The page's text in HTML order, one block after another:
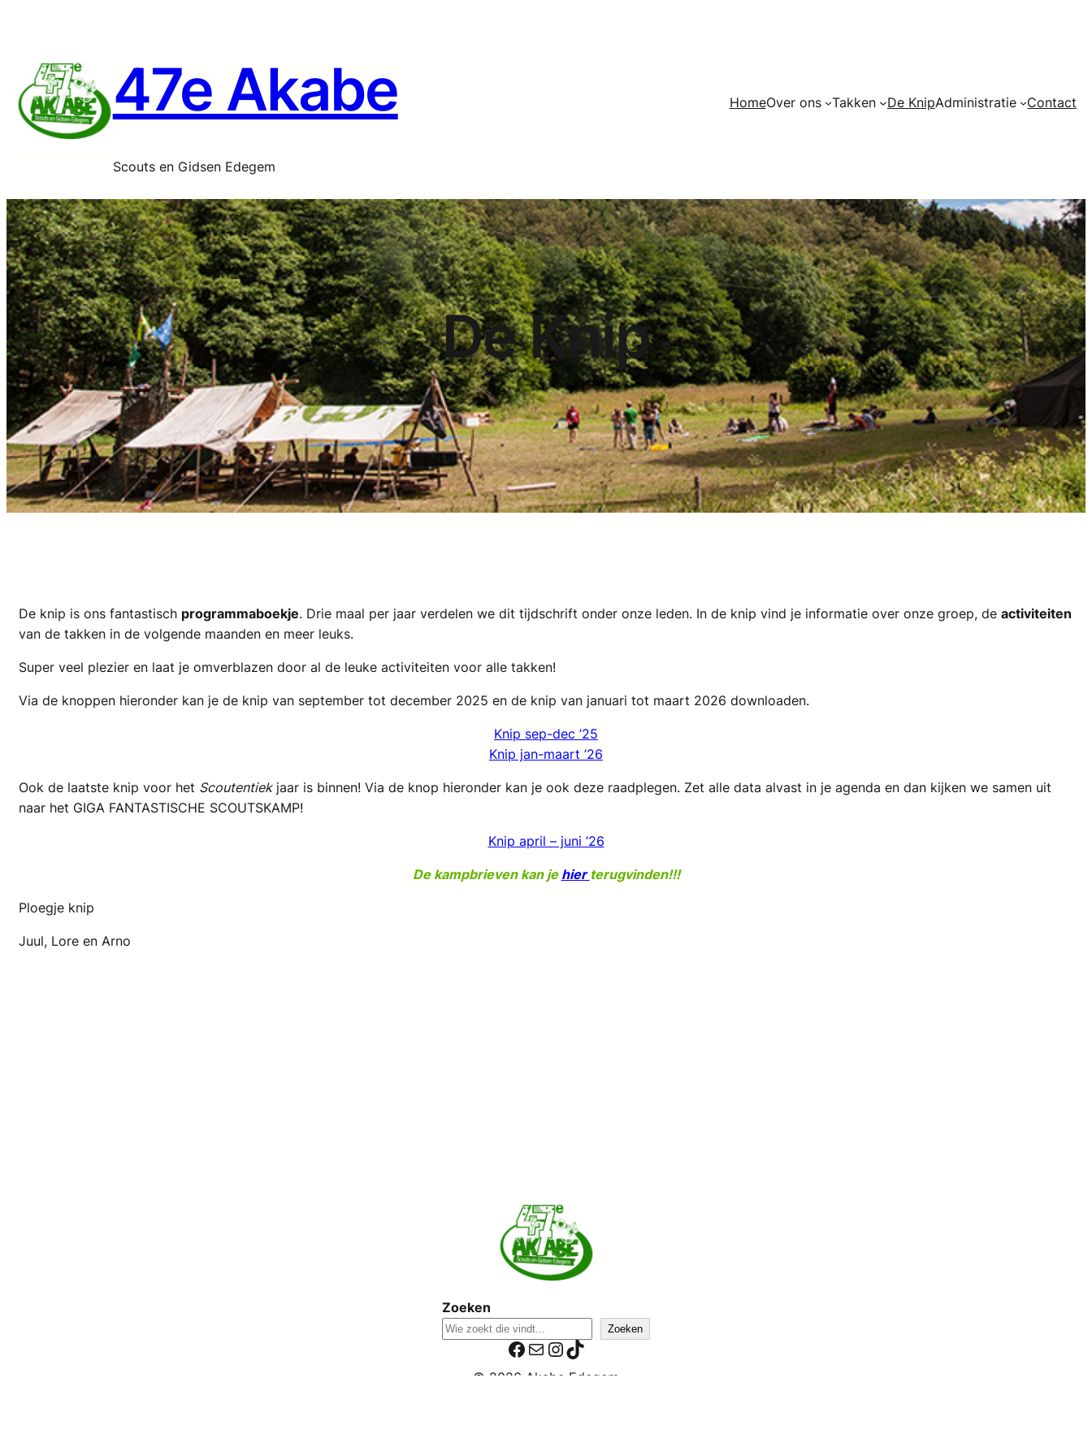
inhoud
47e Akabe
Scouts en Gidsen Edegem
HomeOver ons Takken De KnipAdministratie Contact
De Knip
De knip is ons fantastisch programmaboekje. Drie maal per jaar verdelen we dit tijdschrift onder onze leden. In de knip vind je informatie over onze groep, de activiteiten
van de takken in de volgende maanden en meer leuks.
Super veel plezier en laat je omverblazen door al de leuke activiteiten voor alle takken!
Via de knoppen hieronder kan je de knip van september tot december 2025 en de knip van januari tot maart 2026 downloaden.
Knip sep-dec ’25
Knip jan-maart ’26
Ook de laatste knip voor het Scoutentiekjaar is binnen! Via de knop hieronder kan je ook deze raadplegen. Zet alle data alvast in je agenda en dan kijken we samen uit
naar het GIGA FANTASTISCHE SCOUTSKAMP!
Knip april – juni ’26
De kampbrieven kan je hier terugvinden!!!
Ploegje knip
Juul, Lore en Arno
Zoeken
Zoeken
Facebook
E-mailInstagram
TikTok
© 2026 Akabe Edegem